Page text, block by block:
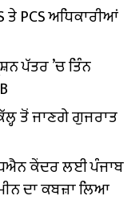
PCS ਅਧਿਕਾਰੀਆਂ
ਪੱਤਰ ’ਚ ਤਿੰਨ
ਤੋਂ ਜਾਣਗੇ ਗੁਜਰਾਤ
ਕੇਂਦਰ ਲਈ ਪੰਜਾਬ
ਦਾ ਕਬਜ਼ਾ ਲਿਆ